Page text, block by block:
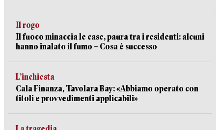
Il rogo
Il fuoco minaccia le case, paura tra i residenti: alcuni
hanno inalato il fumo – Cosa è successo
L’inchiesta
Cala Finanza, Tavolara Bay: «Abbiamo operato con
titoli e provvedimenti applicabili»